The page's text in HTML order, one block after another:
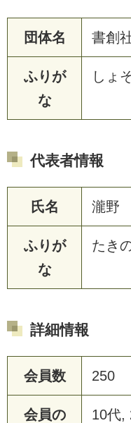
団体名 書創
ふりが
な
しょ
代表者情報
氏名 瀧野
ふりが
な
たき
詳細情報
会員数 250
会員の
10代,